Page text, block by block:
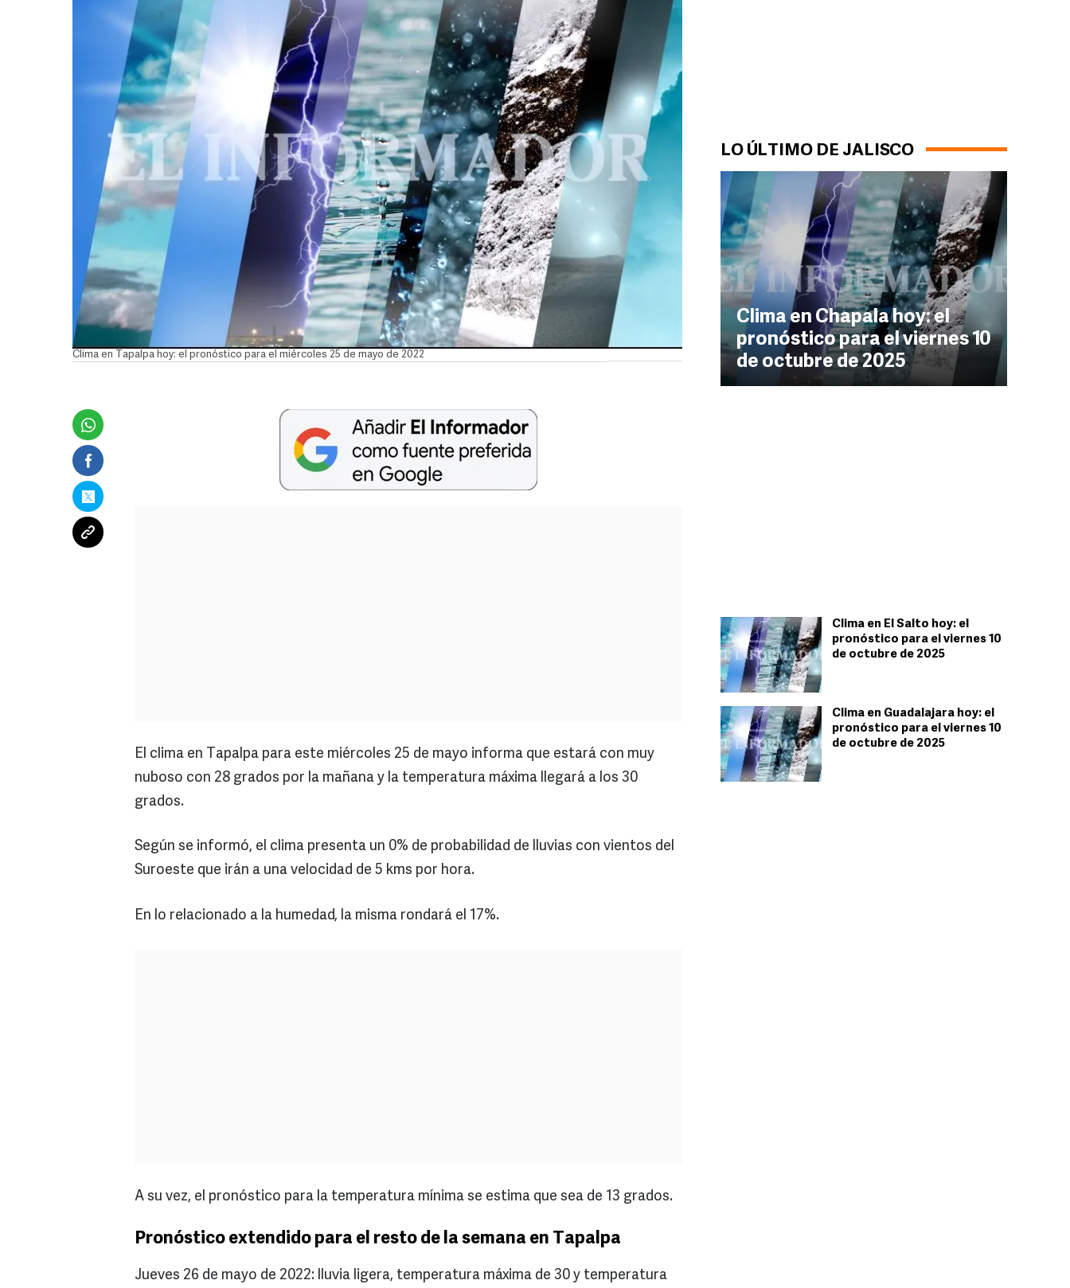
LO ÚLTIMO DE JALISCO
Clima en Chapala hoy: el
pronóstico para el viernes 10
de octubre de 2025
Clima en El Salto hoy: el
pronóstico para el viernes 10
de octubre de 2025
Clima en Guadalajara hoy: el
pronóstico para el viernes 10
de octubre de 2025
Clima en Tapalpa hoy: el pronóstico para el miércoles 25 de mayo de 2022
El clima en Tapalpa para este miércoles 25 de mayo informa que estará con muy
nuboso con 28 grados por la mañana y la temperatura máxima llegará a los 30
grados.
Según se informó, el clima presenta un 0% de probabilidad de lluvias con vientos del
Suroeste que irán a una velocidad de 5 kms por hora.
En lo relacionado a la humedad, la misma rondará el 17%.
A su vez, el pronóstico para la temperatura mínima se estima que sea de 13 grados.
Pronóstico extendido para el resto de la semana en Tapalpa
Jueves 26 de mayo de 2022: lluvia ligera, temperatura máxima de 30 y temperatura